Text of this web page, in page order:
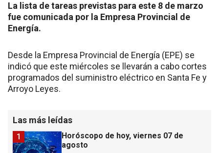
La lista de tareas previstas para este 8 de marzo
fue comunicada por la Empresa Provincial de
Energía.
Desde la Empresa Provincial de Energía (EPE) se
indicó que este miércoles se llevarán a cabo cortes
programados del suministro eléctrico en Santa Fe y
Arroyo Leyes.
Las más leídas
Horóscopo de hoy, viernes 07 de
agosto
1